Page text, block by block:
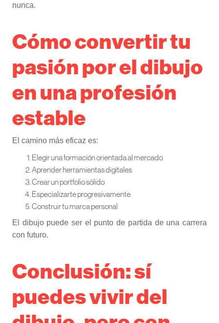
nunca.
Cómo convertir tu
pasión por el dibujo
en una profesión
estable
El camino más eficaz es:
Elegir una formación orientada al mercado
Aprender herramientas digitales
Crear un portfolio sólido
Especializarte progresivamente
Construir tu marca personal
El dibujo puede ser el punto de partida de una carrera
con futuro.
Conclusión: sí
puedes vivir del